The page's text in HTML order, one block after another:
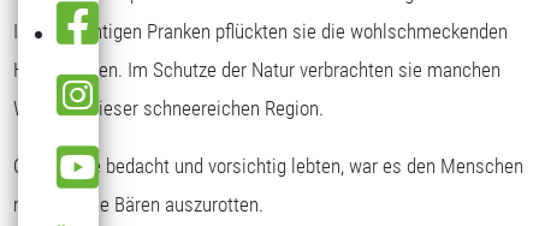
Ihren mächtigen Pranken pflückten sie die wohlschmeckenden
Heidelbeeren. Im Schutze der Natur verbrachten sie manchen
Winter in dieser schneereichen Region.
Obwohl sie bedacht und vorsichtig lebten, war es den Menschen
möglich, die Bären auszurotten.